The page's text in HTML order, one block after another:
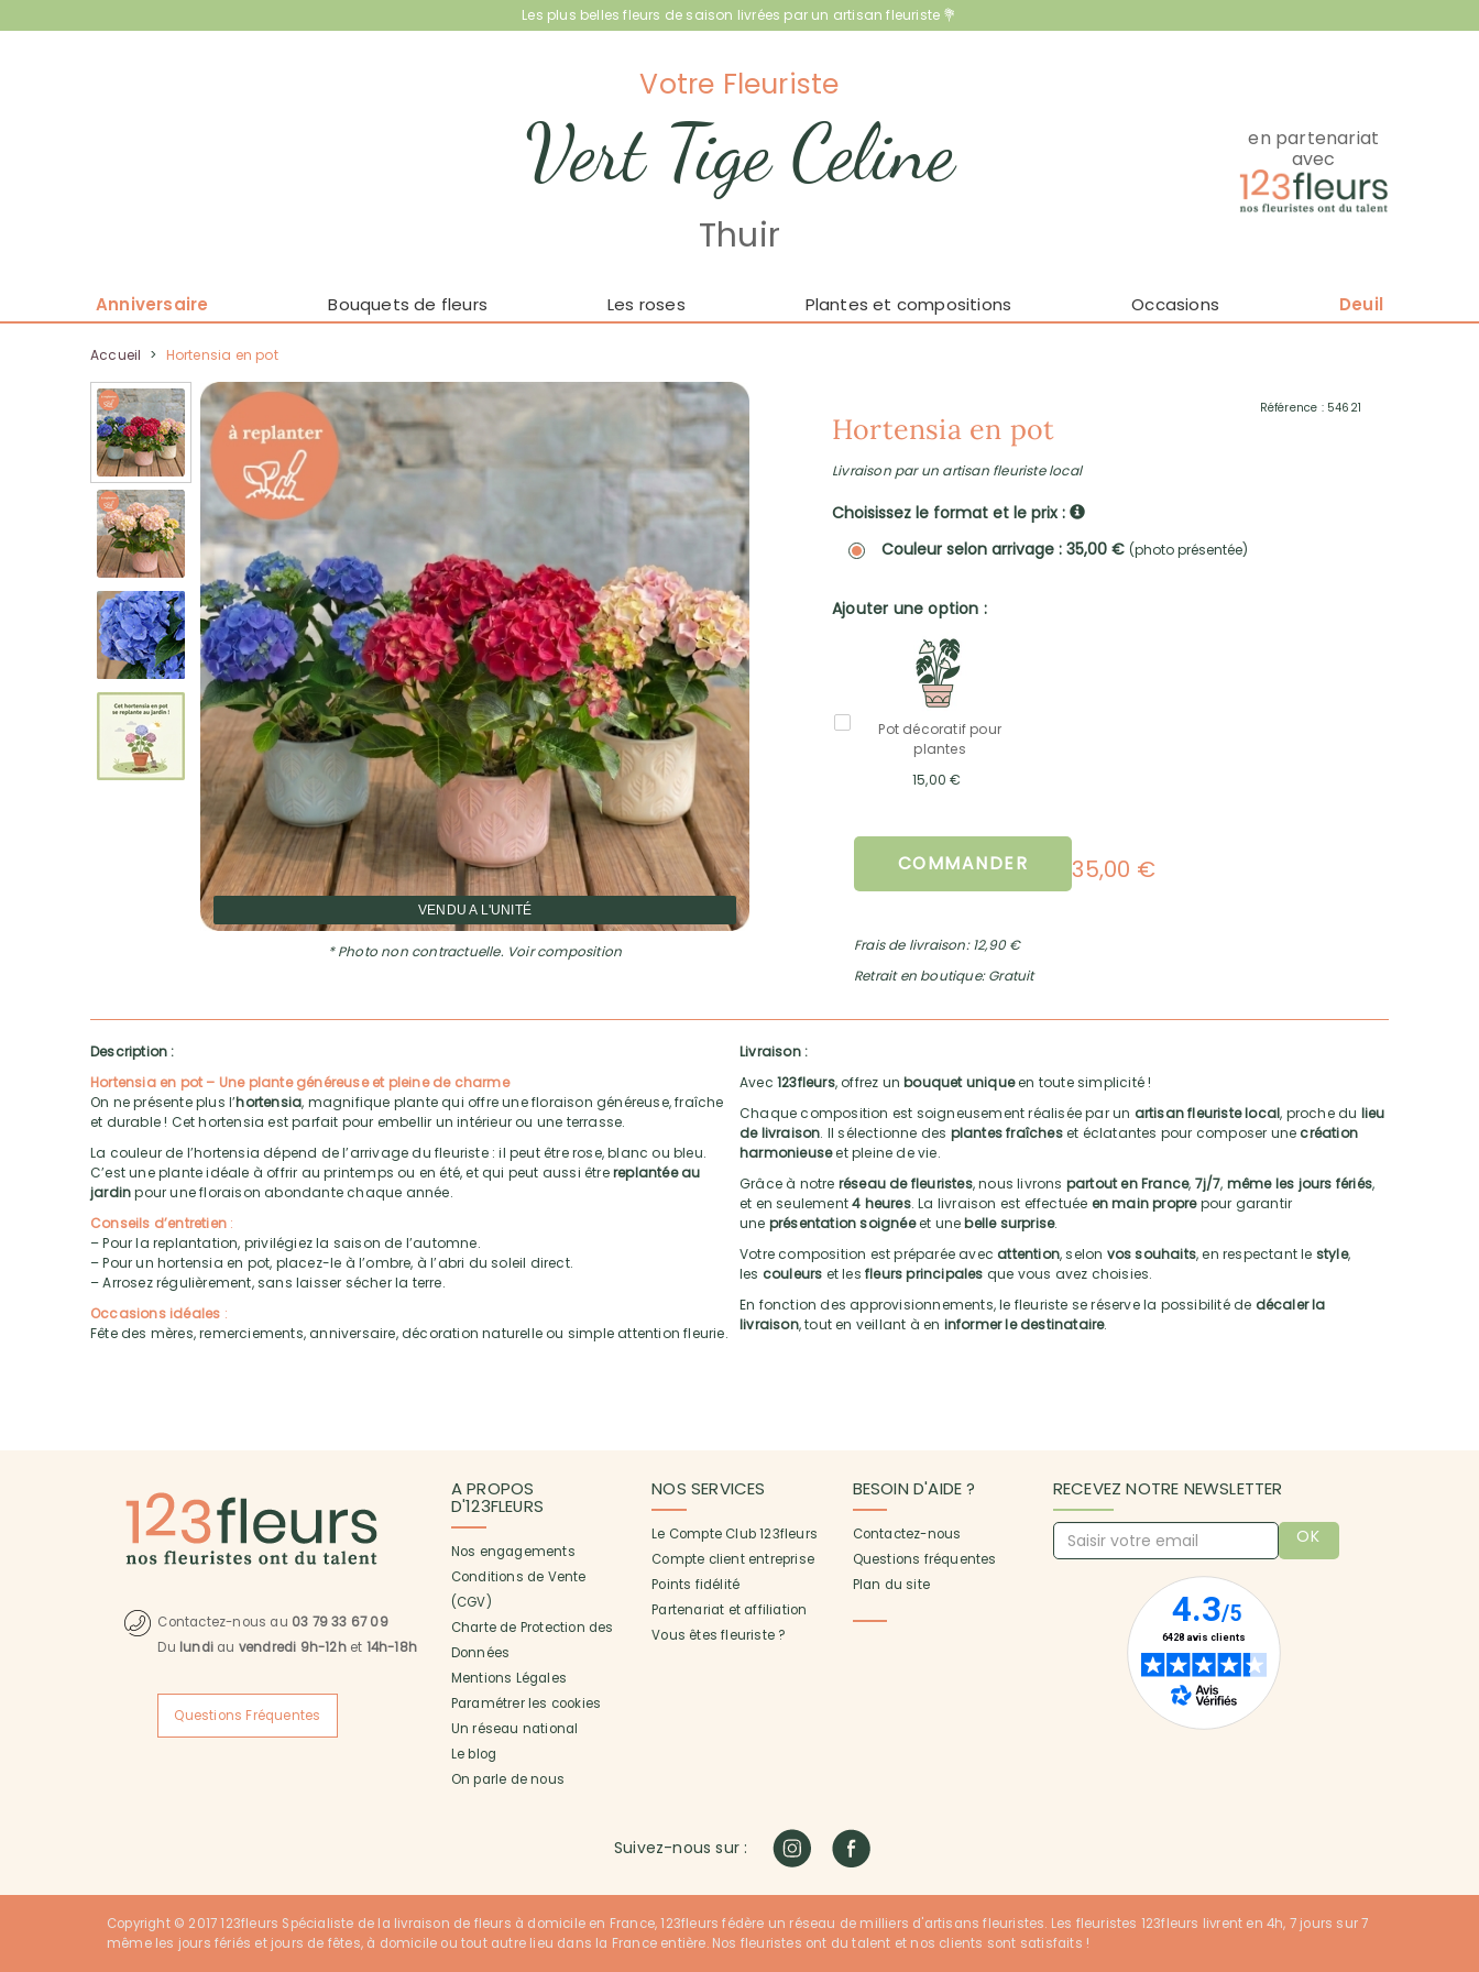
Les plus belles fleurs de saison livrées par un artisan fleuriste 💐
Votre Fleuriste
Vert Tige Celine
Thuir
en partenariat
avec
Anniversaire Bouquets de fleurs Les roses Plantes et compositions Occasions Deuil
Accueil > Hortensia en pot
VENDU A L'UNITÉ
* Photo non contractuelle. Voir composition
Référence : 54621
Hortensia en pot
Livraison par un artisan fleuriste local
Choisissez le format et le prix :
Couleur selon arrivage : 35,00 € (photo présentée)
Ajouter une option :
Pot décoratif pour
plantes
15,00 €
COMMANDER 35,00 €
Frais de livraison: 12,90 €
Retrait en boutique: Gratuit
Description :
Hortensia en pot – Une plante généreuse et pleine de charme
On ne présente plus l’hortensia, magnifique plante qui offre une floraison généreuse, fraîche
et durable ! Cet hortensia est parfait pour embellir un intérieur ou une terrasse.
La couleur de l’hortensia dépend de l’arrivage du fleuriste : il peut être rose, blanc ou bleu.
C’est une plante idéale à offrir au printemps ou en été, et qui peut aussi êtrereplantée au
jardinpour une floraison abondante chaque année.
Conseils d’entretien :
– Pour la replantation, privilégiez la saison de l’automne.
– Pour un hortensia en pot, placez-le à l’ombre, à l’abri du soleil direct.
– Arrosez régulièrement, sans laisser sécher la terre.
Occasions idéales :
Fête des mères, remerciements, anniversaire, décoration naturelle ou simple attention fleurie.
Livraison :
Avec 123fleurs, offrez unbouquet uniqueen toute simplicité !
Chaque composition est soigneusement réalisée par un artisan fleuriste local, proche du lieu
de livraison. Il sélectionne des plantes fraîcheset éclatantes pour composer une création
harmonieuseet pleine de vie.
Grâce à notre réseau de fleuristes, nous livrons partout en France, 7j/7, même les jours fériés,
et en seulement4 heures. La livraison est effectuée en main proprepour garantir
une présentation soignéeet unebelle surprise.
Votre composition est préparée avec attention, selon vos souhaits, en respectant le style,
les couleurs et lesfleurs principales que vous avez choisies.
En fonction des approvisionnements, le fleuriste se réserve la possibilité de décaler la
livraison, tout en veillant à en informer le destinataire.
Contactez-nous au 03 79 33 67 09
Du lundi au vendredi 9h-12het 14h-18h
Questions Fréquentes
A PROPOS
D'123FLEURS
Nos engagements
Conditions de Vente
(CGV)
Charte de Protection des
Données
Mentions Légales
Paramétrer les cookies
Un réseau national
Le blog
On parle de nous
NOS SERVICES
Le Compte Club 123fleurs
Compte client entreprise
Points fidélité
Partenariat et affiliation
Vous êtes fleuriste ?
BESOIN D'AIDE ?
Contactez-nous
Questions fréquentes
Plan du site
RECEVEZ NOTRE NEWSLETTER
OK
Suivez-nous sur :
Copyright © 2017 123fleurs Spécialiste de la livraison de fleurs à domicile en France, 123fleurs fédère un réseau de milliers d'artisans fleuristes. Les fleuristes 123fleurs livrent en 4h, 7 jours sur 7
même les jours fériés et jours de fêtes, à domicile ou tout autre lieu dans la France entière. Nos fleuristes ont du talent et nos clients sont satisfaits !